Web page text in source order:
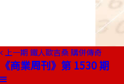
上一期 鐵人歐吉桑 購併傳奇
《商業周刊》第 1530 期